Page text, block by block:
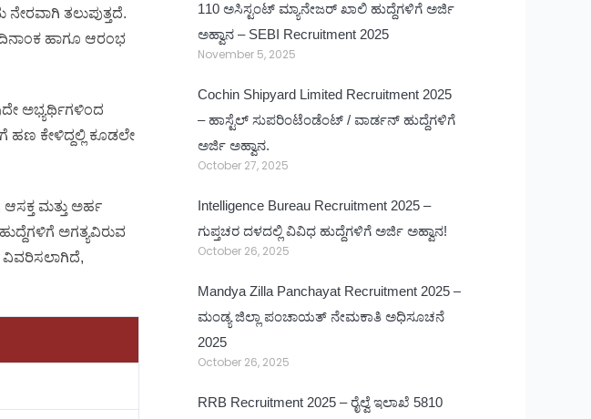
ತಲುಪುತ್ತದೆ.
ಹಾಗೂ ಆರಂಭ
ಅಭ್ಯರ್ಥಿಗಳಿಂದ
ಕೇಳಿದ್ದಲ್ಲಿ ಕೂಡಲೇ
ಮತ್ತು ಅರ್ಹ
ಅಗತ್ಯವಿರುವ
ವಿವರಿಸಲಾಗಿದೆ,
110 ಅಸಿಸ್ಟಂಟ್ ಮ್ಯಾನೇಜರ್ ಖಾಲಿ ಹುದ್ದೆಗಳಿಗೆ ಅರ್ಜಿ
ಅಹ್ವಾನ – SEBI Recruitment 2025
November 5, 2025
Cochin Shipyard Limited Recruitment 2025
– ಹಾಸ್ಟೆಲ್ ಸುಪರಿಂಟೆಂಡೆಂಟ್ / ವಾರ್ಡನ್ ಹುದ್ದೆಗಳಿಗೆ
ಅರ್ಜಿ ಅಹ್ವಾನ.
October 27, 2025
Intelligence Bureau Recruitment 2025 –
ಗುಪ್ತಚರ ದಳದಲ್ಲಿ ವಿವಿಧ ಹುದ್ದೆಗಳಿಗೆ ಅರ್ಜಿ ಅಹ್ವಾನ!
October 26, 2025
Mandya Zilla Panchayat Recruitment 2025 –
ಮಂಡ್ಯ ಜಿಲ್ಲಾ ಪಂಚಾಯತ್ ನೇಮಕಾತಿ ಅಧಿಸೂಚನೆ
2025
October 26, 2025
RRB Recruitment 2025 – ರೈಲ್ವೆ ಇಲಾಖೆ 5810